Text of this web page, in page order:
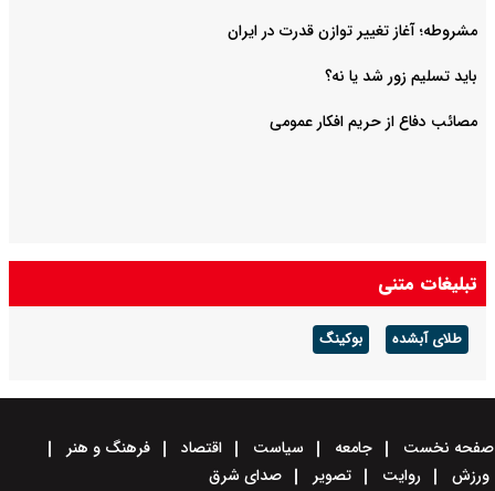
مشروطه؛ آغاز تغییر توازن قدرت در ایران
باید تسلیم زور شد یا نه؟
مصائب دفاع از حریم افکار عمومی
تبلیغات متنی
طلای آبشده بوکینگ
صفحه نخست جامعه سیاست اقتصاد
فرهنگ و هنر
ورزش
روایت تصویر صدای شرق